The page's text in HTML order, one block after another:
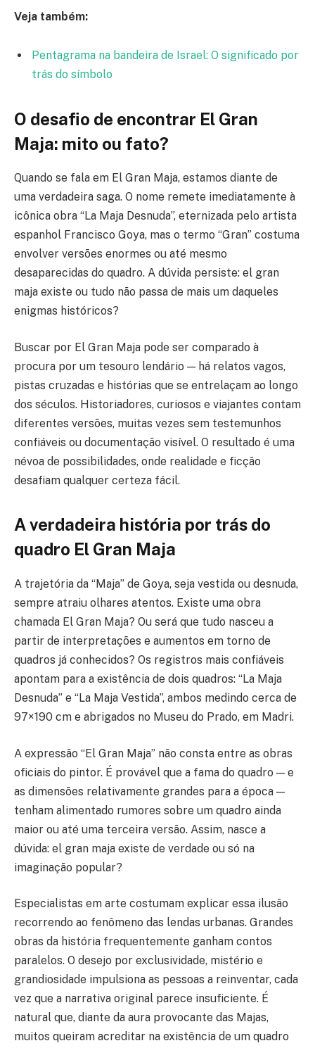
Veja também:
Pentagrama na bandeira de Israel: O significado por
trás do símbolo
O desafio de encontrar El Gran
Maja: mito ou fato?
Quando se fala em El Gran Maja, estamos diante de
uma verdadeira saga. O nome remete imediatamente à
icônica obra “La Maja Desnuda”, eternizada pelo artista
espanhol Francisco Goya, mas o termo “Gran” costuma
envolver versões enormes ou até mesmo
desaparecidas do quadro. A dúvida persiste: el gran
maja existe ou tudo não passa de mais um daqueles
enigmas históricos?
Buscar por El Gran Maja pode ser comparado à
procura por um tesouro lendário — há relatos vagos,
pistas cruzadas e histórias que se entrelaçam ao longo
dos séculos. Historiadores, curiosos e viajantes contam
diferentes versões, muitas vezes sem testemunhos
confiáveis ou documentação visível. O resultado é uma
névoa de possibilidades, onde realidade e ficção
desafiam qualquer certeza fácil.
A verdadeira história por trás do
quadro El Gran Maja
A trajetória da “Maja” de Goya, seja vestida ou desnuda,
sempre atraiu olhares atentos. Existe uma obra
chamada El Gran Maja? Ou será que tudo nasceu a
partir de interpretações e aumentos em torno de
quadros já conhecidos? Os registros mais confiáveis
apontam para a existência de dois quadros: “La Maja
Desnuda” e “La Maja Vestida”, ambos medindo cerca de
97×190 cm e abrigados no Museu do Prado, em Madri.
A expressão “El Gran Maja” não consta entre as obras
oficiais do pintor. É provável que a fama do quadro — e
as dimensões relativamente grandes para a época —
tenham alimentado rumores sobre um quadro ainda
maior ou até uma terceira versão. Assim, nasce a
dúvida: el gran maja existe de verdade ou só na
imaginação popular?
Especialistas em arte costumam explicar essa ilusão
recorrendo ao fenômeno das lendas urbanas. Grandes
obras da história frequentemente ganham contos
paralelos. O desejo por exclusividade, mistério e
grandiosidade impulsiona as pessoas a reinventar, cada
vez que a narrativa original parece insuficiente. É
natural que, diante da aura provocante das Majas,
muitos queiram acreditar na existência de um quadro